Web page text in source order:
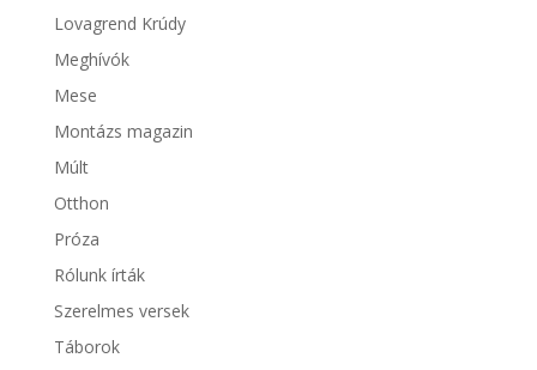
Lovagrend Krúdy
Meghívók
Mese
Montázs magazin
Múlt
Otthon
Próza
Rólunk írták
Szerelmes versek
Táborok